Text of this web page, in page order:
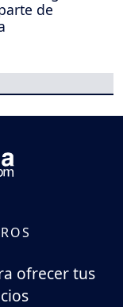
de
ofrecer tus